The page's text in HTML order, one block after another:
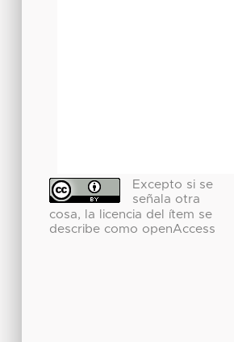
Excepto si se
señala otra
cosa, la licencia del ítem se
describe como openAccess